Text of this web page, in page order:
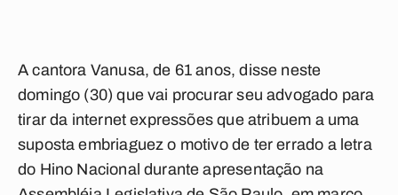
A cantora Vanusa, de 61 anos, disse neste
domingo (30) que vai procurar seu advogado para
tirar da internet expressões que atribuem a uma
suposta embriaguez o motivo de ter errado a letra
do Hino Nacional durante apresentação na